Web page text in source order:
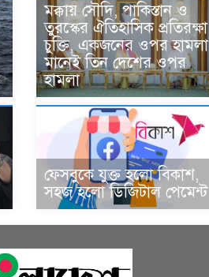
মক্কায় সৌদি, পাকিস্তান ও
তুরস্কের ঐতিহাসিক প্রতিরক্ষা
চুক্তি, একজনের ওপর হামলা
মানেই তিন দেশের ওপর
হামলা
ফেসবুকে যুক্ত হলো বিকাশ,
সহজ হলো ডিজিটাল পেমেন্ট